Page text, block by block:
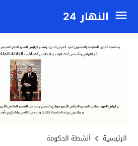
النهار 24
الرئيسية أنشطة الحكومة